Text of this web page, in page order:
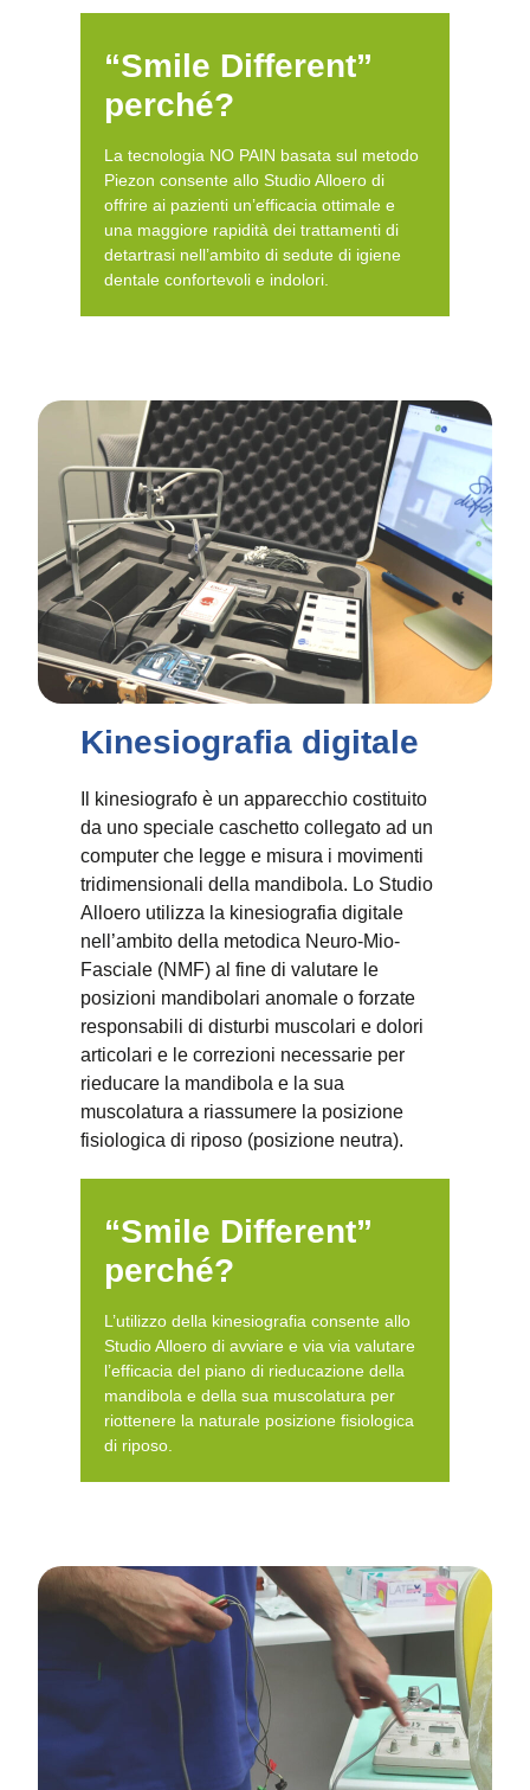
“Smile Different”
perché?
La tecnologia NO PAIN basata sul metodo
Piezon consente allo Studio Alloero di
offrire ai pazienti un’efficacia ottimale e
una maggiore rapidità dei trattamenti di
detartrasi nell’ambito di sedute di igiene
dentale confortevoli e indolori.
Kinesiografia digitale
Il kinesiografo è un apparecchio costituito
da uno speciale caschetto collegato ad un
computer che legge e misura i movimenti
tridimensionali della mandibola. Lo Studio
Alloero utilizza la kinesiografia digitale
nell’ambito della metodica Neuro-Mio-
Fasciale (NMF) al fine di valutare le
posizioni mandibolari anomale o forzate
responsabili di disturbi muscolari e dolori
articolari e le correzioni necessarie per
rieducare la mandibola e la sua
muscolatura a riassumere la posizione
fisiologica di riposo (posizione neutra).
“Smile Different”
perché?
L’utilizzo della kinesiografia consente allo
Studio Alloero di avviare e via via valutare
l’efficacia del piano di rieducazione della
mandibola e della sua muscolatura per
riottenere la naturale posizione fisiologica
di riposo.